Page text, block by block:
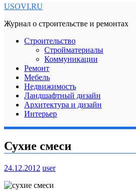
USOVI.RU
Журнал о строительстве и ремонтах
Строительство
Стройматериалы
Коммуникации
Ремонт
Мебель
Недвижимость
Ландшафтный дизайн
Архитектура и дизайн
Интерьер
Сухие смеси
24.12.2012 user